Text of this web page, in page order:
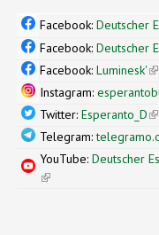
Facebook:Deutscher
Facebook:Deutscher
Facebook:Luminesk'
Instagram:
Twitter:Esperanto_D
Telegram:
YouTube:Deutscher
(link is external)